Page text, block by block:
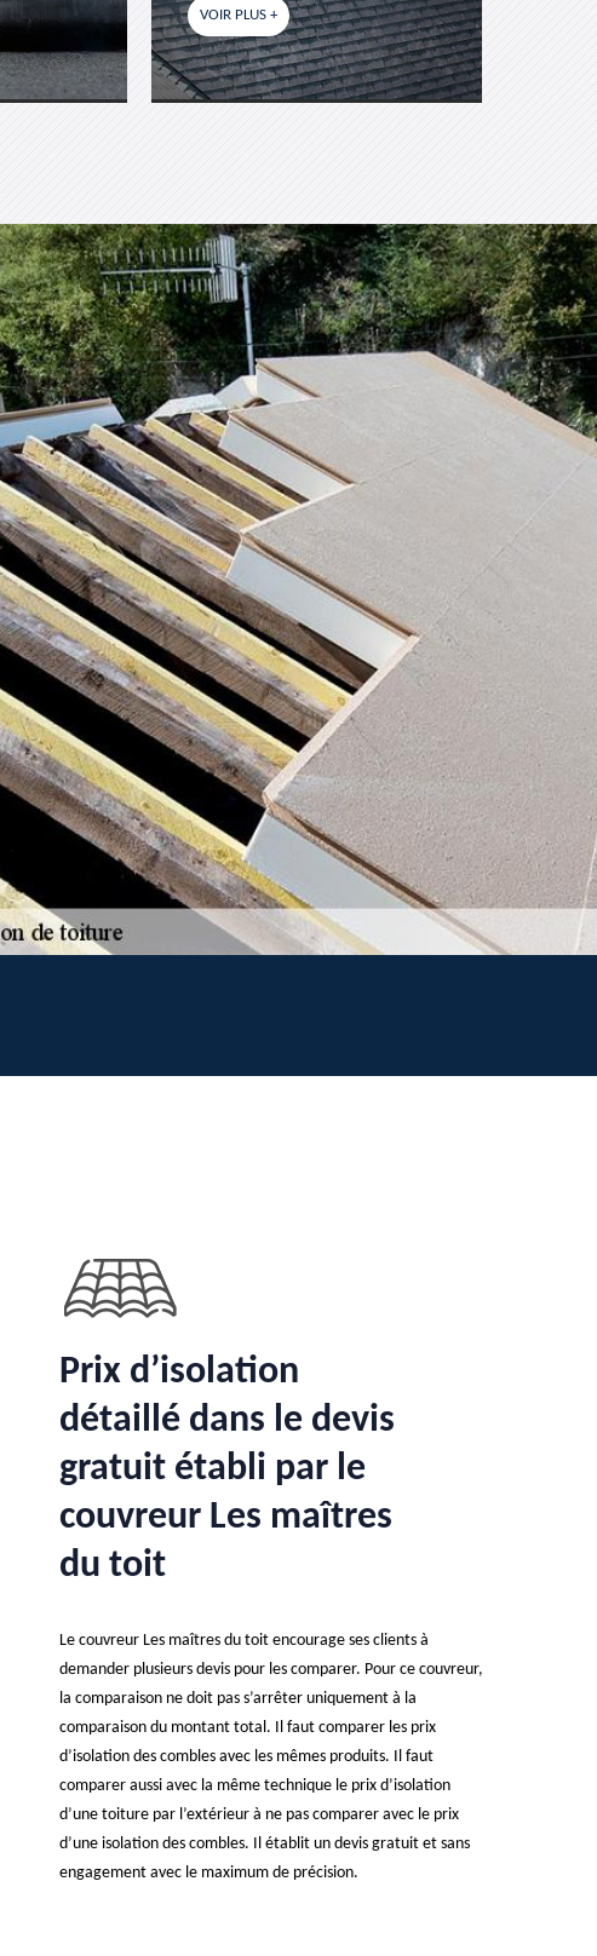
VOIR PLUS +
Prix d’isolation
détaillé dans le devis
gratuit établi par le
couvreur Les maîtres
du toit
Le couvreur Les maîtres du toit encourage ses clients à
demander plusieurs devis pour les comparer. Pour ce couvreur,
la comparaison ne doit pas s’arrêter uniquement à la
comparaison du montant total. Il faut comparer les prix
d’isolation des combles avec les mêmes produits. Il faut
comparer aussi avec la même technique le prix d’isolation
d’une toiture par l’extérieur à ne pas comparer avec le prix
d’une isolation des combles. Il établit un devis gratuit et sans
engagement avec le maximum de précision.